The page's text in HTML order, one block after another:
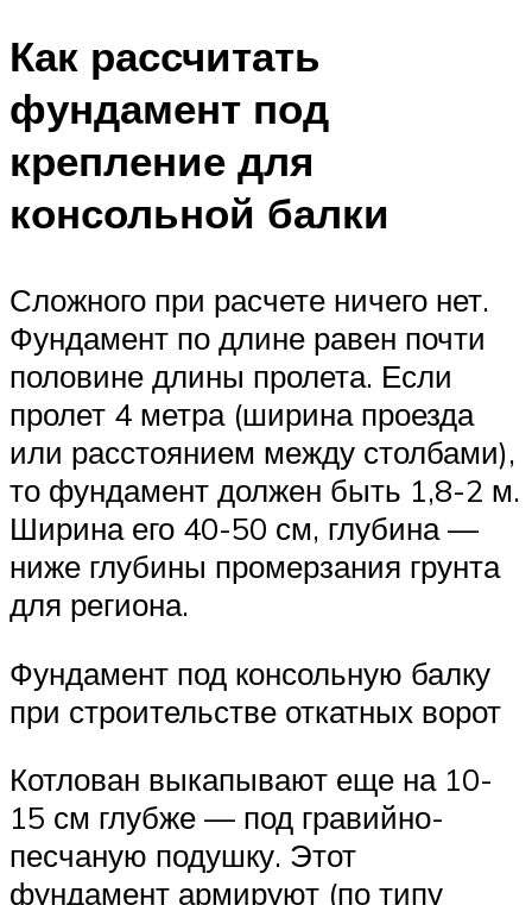
Как рассчитать
фундамент под
крепление для
консольной балки
Сложного при расчете ничего нет.
Фундамент по длине равен почти
половине длины пролета. Если
пролет 4 метра (ширина проезда
или расстоянием между столбами),
то фундамент должен быть 1,8-2 м.
Ширина его 40-50 см, глубина —
ниже глубины промерзания грунта
для региона.
Фундамент под консольную балку
при строительстве откатных ворот
Котлован выкапывают еще на 10-
15 см глубже — под гравийно-
песчаную подушку. Этот
фундамент армируют (по типу